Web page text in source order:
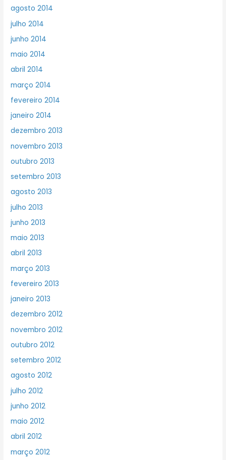
agosto 2014
julho 2014
junho 2014
maio 2014
abril 2014
março 2014
fevereiro 2014
janeiro 2014
dezembro 2013
novembro 2013
outubro 2013
setembro 2013
agosto 2013
julho 2013
junho 2013
maio 2013
abril 2013
março 2013
fevereiro 2013
janeiro 2013
dezembro 2012
novembro 2012
outubro 2012
setembro 2012
agosto 2012
julho 2012
junho 2012
maio 2012
abril 2012
março 2012